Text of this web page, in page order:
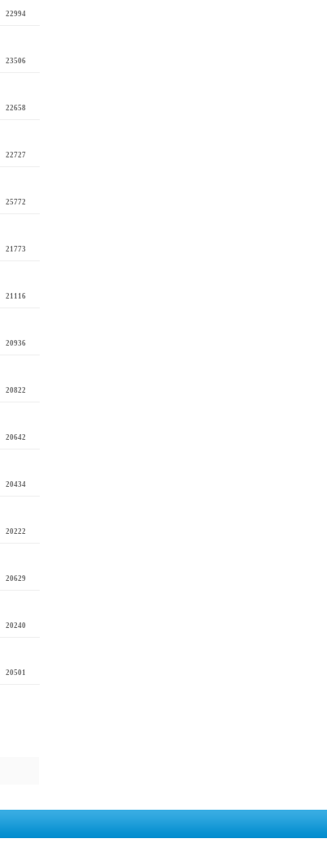
22994
23506
22658
22727
25772
21773
21116
20936
20822
20642
20434
20222
20629
20240
20501